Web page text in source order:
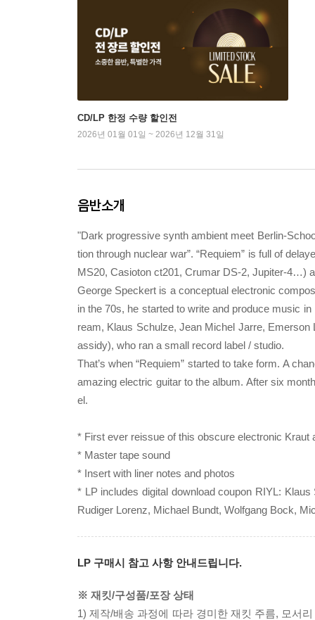
CD/LP 한정 수량 할인전
2026년 01월 01일 ~ 2026년 12월 31일
음반소개
"Dark progressive synth ambient meet Berlin-
tion through nuclear war”. “Requiem” is full of
MS20, Casioton ct201, Crumar DS-2, Jupiter-4…)
George Speckert is a conceptual electronic
in the 70s, he started to write and produce music
ream, Klaus Schulze, Jean Michel Jarre,
assidy), who ran a small record label / studio.
That’s when “Requiem” started to take form. A
amazing electric guitar to the album. After six
el.
* First ever reissue of this obscure electronic Kraut
* Master tape sound
* Insert with liner notes and photos
* LP includes digital download coupon RIYL:
Rudiger Lorenz, Michael Bundt, Wolfgang Bock,
LP 구매시 참고 사항 안내드립니다.
※ 재킷/구성품/포장 상태
1) 제작/배송 과정에 따라 경미한 재킷 주름, 모서